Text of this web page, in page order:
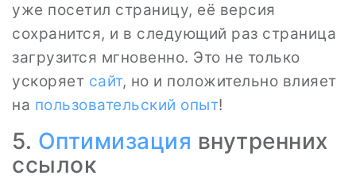
уже посетил страницу, её версия
сохранится, и в следующий раз страница
загрузится мгновенно. Это не только
ускоряет сайт, но и положительно влияет
на пользовательский опыт!
5. Оптимизация внутренних
ссылок